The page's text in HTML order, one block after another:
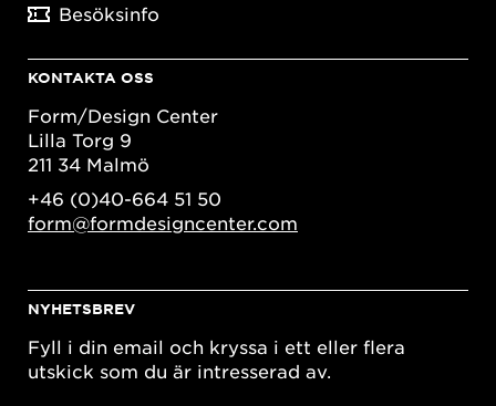
Besöksinfo
KONTAKTA OSS
Form/Design Center
Lilla Torg 9
211 34 Malmö
+46 (0)40-664 51 50
form@formdesigncenter.com
NYHETSBREV
Fyll i din email och kryssa i ett eller flera
utskick som du är intresserad av.